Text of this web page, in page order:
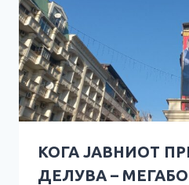
КОГА ЈАВНИОТ
ДЕЛУВА –